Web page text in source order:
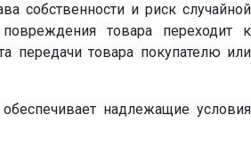
собственности и риск случайной
товара переходит к
передачи товара покупателю или
надлежащие условия